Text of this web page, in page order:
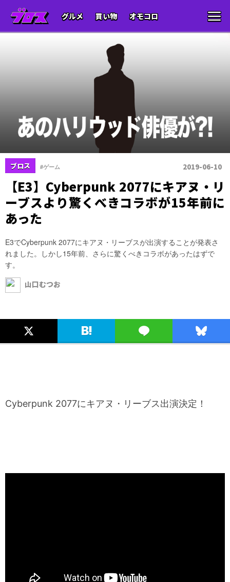
グルメ 買い物 オモコロ
ブロス #ゲーム 2019-06-10
【E3】Cyberpunk 2077にキアヌ・リ
ーブスより驚くべきコラボが15年前に
あった
E3でCyberpunk 2077にキアヌ・リーブスが出演することが発表さ
れました。しかし15年前、さらに驚くべきコラボがあったはずで
す。
山口むつお
Cyberpunk 2077にキアヌ・リーブス出演決定！